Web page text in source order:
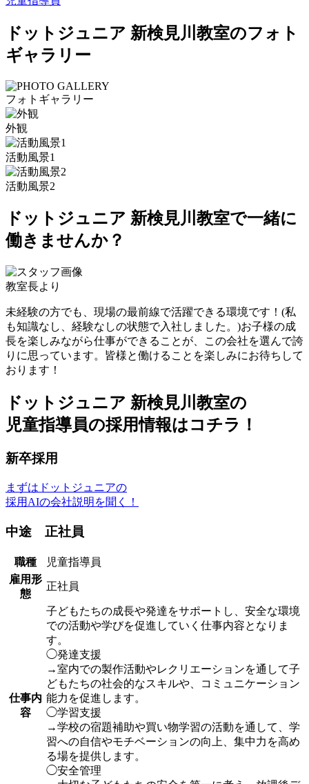
ドットジュニア 新検見川教室のフォト
ギャラリー
フォトギャラリー
外観
活動風景1
活動風景2
ドットジュニア 新検見川教室で一緒に
働きませんか？
教室長より
未経験の方でも、現場の最前線で活躍できる環境です！(私
も知識なし、経験なしの状態で入社しました。)お子様の成
長を楽しみながら仕事ができることが、この会社を選んで誇
りに思っています。皆様と働けることを楽しみにお待ちして
おります！
ドットジュニア 新検見川教室の
児童指導員の採用情報はコチラ！
新卒採用
まずはドットジュニアの
採用AIの会社説明を聞く！
中途 正社員
職種
児童指導員
雇用形
態
正社員
仕事内
容
子どもたちの成長や発達をサポートし、安全な環境
での活動や学びを促進していく仕事内容となりま
す。
◯発達支援
→室内での製作活動やレクリエーションを通して子
どもたちの社会的なスキルや、コミュニケーション
能力を促進します。
◯学習支援
→学校の宿題補助や買い物学習の活動を通して、学
習への自信やモチベーションの向上、集中力を高め
る場を提供します。
◯安全管理